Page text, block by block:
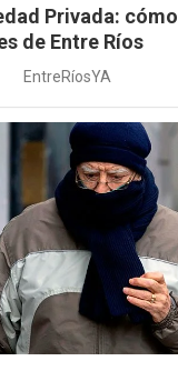
Privada:
de Entre Ríos
EntreRíosYA